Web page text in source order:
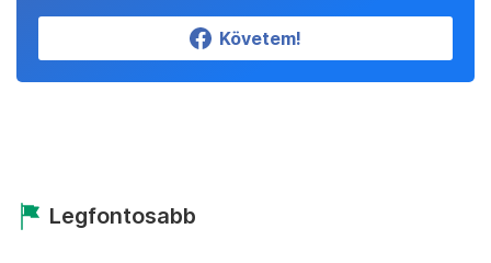
Követem!
Legfontosabb